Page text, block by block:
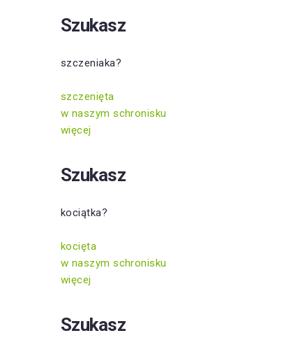
Szukasz
szczeniaka?
szczenięta
w naszym schronisku
więcej
Szukasz
kociątka?
kocięta
w naszym schronisku
więcej
Szukasz